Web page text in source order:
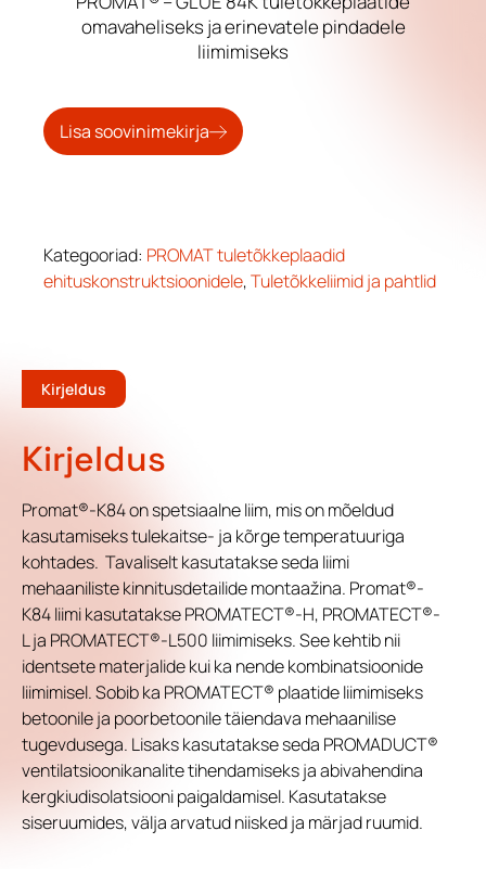
omavaheliseks ja erinevatele pindadele
liimimiseks
Lisa soovinimekirja
Kategooriad: PROMAT tuletõkkeplaadid
ehituskonstruktsioonidele,Tuletõkkeliimid ja pahtlid
Kirjeldus
Kirjeldus
Promat®-K84 on spetsiaalne liim, mis on mõeldud
kasutamiseks tulekaitse- ja kõrge temperatuuriga
kohtades. Tavaliselt kasutatakse seda liimi
mehaaniliste kinnitusdetailide montaažina. Promat®-
K84 liimi kasutatakse PROMATECT®-H, PROMATECT®-
L ja PROMATECT®-L500 liimimiseks. See kehtib nii
identsete materjalide kui ka nende kombinatsioonide
liimimisel. Sobib ka PROMATECT® plaatide liimimiseks
betoonile ja poorbetoonile täiendava mehaanilise
tugevdusega. Lisaks kasutatakse seda PROMADUCT®
ventilatsioonikanalite tihendamiseks ja abivahendina
kergkiudisolatsiooni paigaldamisel. Kasutatakse
siseruumides, välja arvatud niisked ja märjad ruumid.